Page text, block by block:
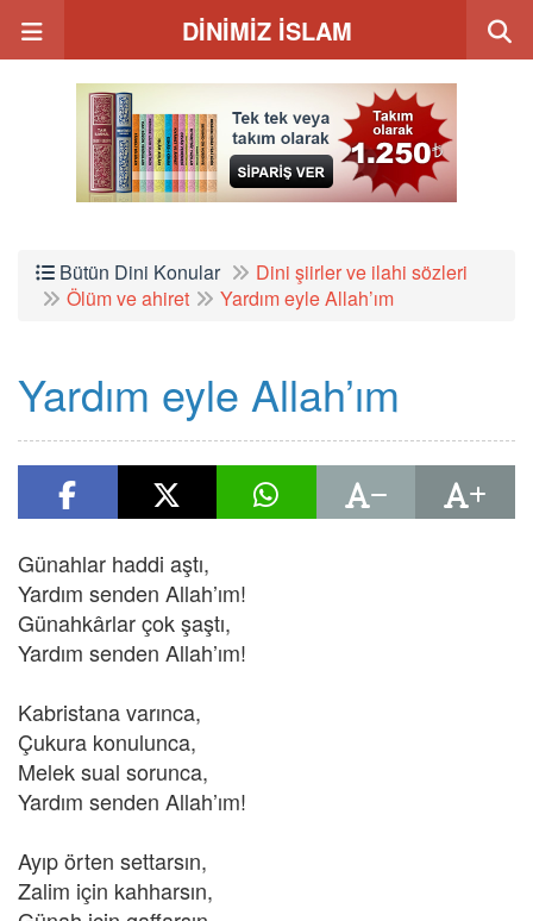
DİNİMİZ İSLAM
Bütün Dini Konular
Dini şiirler ve ilahi sözleri
Ölüm ve ahiret
Yardım eyle Allah’ım
Yardım eyle Allah’ım
Günahlar haddi aştı,
Yardım senden Allah’ım!
Günahkârlar çok şaştı,
Yardım senden Allah’ım!
Kabristana varınca,
Çukura konulunca,
Melek sual sorunca,
Yardım senden Allah’ım!
Ayıp örten settarsın,
Zalim için kahharsın,